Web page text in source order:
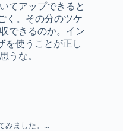
てアップできると
く。その分のツケ
できるのか。イン
を使うことが正し
うな。
みました。...